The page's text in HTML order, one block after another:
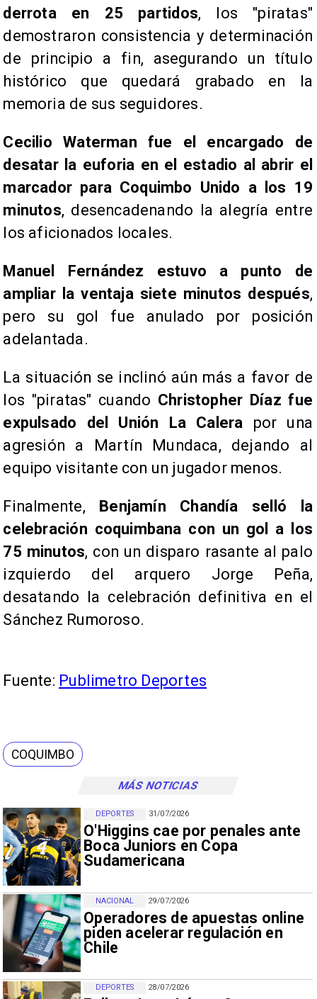
MÁS NOTICIAS
31/07/2026
O'Higgins cae por penales ante
Boca Juniors en Copa
Sudamericana
DEPORTES
29/07/2026
Operadores de apuestas online
piden acelerar regulación en
Chile
NACIONAL
28/07/2026
DEPORTES
derrota en 25 partidos, los "piratas"
demostraron consistencia y determinación
de principio a fin, asegurando un título
histórico que quedará grabado en la
memoria de sus seguidores.
Cecilio Waterman fue el encargado de
desatar la euforia en el estadio al abrir el
marcador para Coquimbo Unido a los 19
minutos, desencadenando la alegría entre
los aficionados locales.
Manuel Fernández estuvo a punto de
ampliar la ventaja siete minutos después,
pero su gol fue anulado por posición
adelantada.
La situación se inclinó aún más a favor de
los "piratas" cuando Christopher Díaz fue
expulsado del Unión La Calera por una
agresión a Martín Mundaca, dejando al
equipo visitante con un jugador menos.
Finalmente, Benjamín Chandía selló la
celebración coquimbana con un gol a los
75 minutos, con un disparo rasante al palo
izquierdo del arquero Jorge Peña,
desatando la celebración definitiva en el
Sánchez Rumoroso.
Fuente: Publimetro Deportes
COQUIMBO